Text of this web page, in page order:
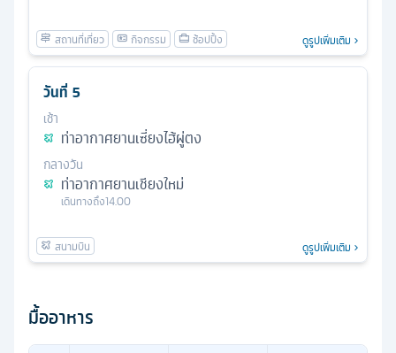
ดูรูปเพิ่มเติม
วันที่ 5
เช้า
ท่าอากาศยานเซี่ยงไฮ้ผู่ตง
กลางวัน
ท่าอากาศยานเชียงใหม่
เดินทางถึง14.00
ดูรูปเพิ่มเติม
มื้ออาหาร